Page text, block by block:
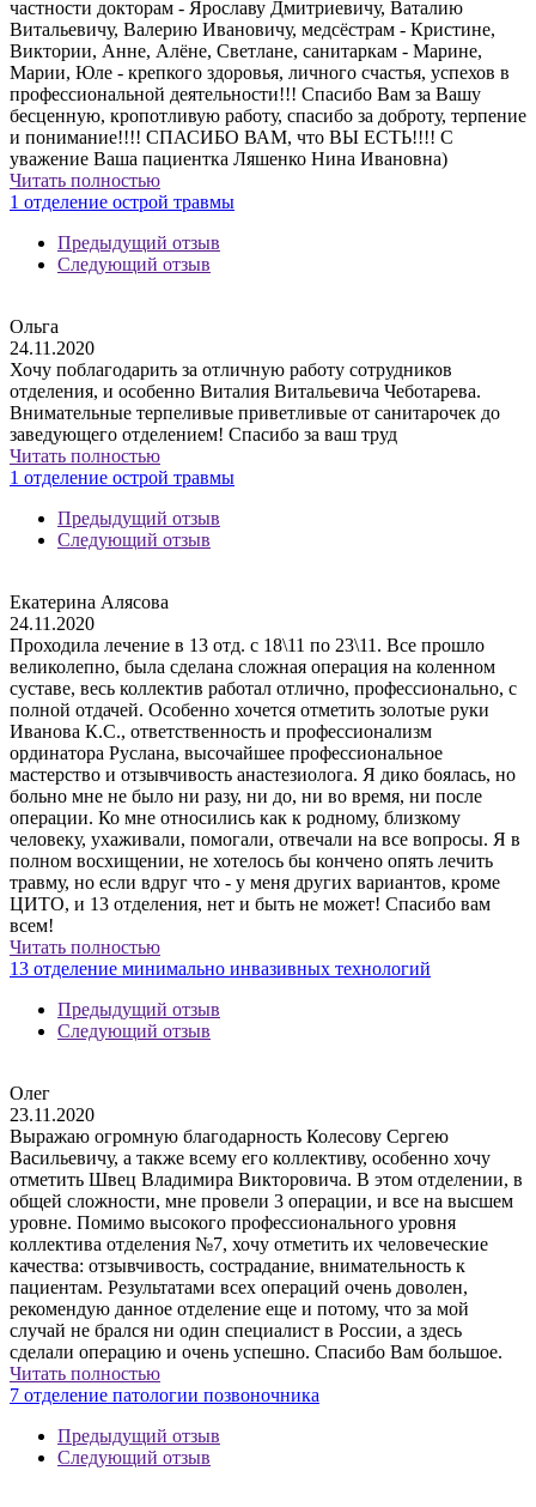
частности докторам - Ярославу Дмитриевичу, Ваталию
Витальевичу, Валерию Ивановичу, медсёстрам - Кристине,
Виктории, Анне, Алёне, Светлане, санитаркам - Марине,
Марии, Юле - крепкого здоровья, личного счастья, успехов в
профессиональной деятельности!!! Спасибо Вам за Вашу
бесценную, кропотливую работу, спасибо за доброту, терпение
и понимание!!!! СПАСИБО ВАМ, что ВЫ ЕСТЬ!!!! С
уважение Ваша пациентка Ляшенко Нина Ивановна)
Читать полностью
1 отделение острой травмы
Предыдущий отзыв
Следующий отзыв
Ольга
24.11.2020
Хочу поблагодарить за отличную работу сотрудников
отделения, и особенно Виталия Витальевича Чеботарева.
Внимательные терпеливые приветливые от санитарочек до
заведующего отделением! Спасибо за ваш труд
Читать полностью
1 отделение острой травмы
Предыдущий отзыв
Следующий отзыв
Екатерина Алясова
24.11.2020
Проходила лечение в 13 отд. с 18\11 по 23\11. Все прошло
великолепно, была сделана сложная операция на коленном
суставе, весь коллектив работал отлично, профессионально, с
полной отдачей. Особенно хочется отметить золотые руки
Иванова К.С., ответственность и профессионализм
ординатора Руслана, высочайшее профессиональное
мастерство и отзывчивость анастезиолога. Я дико боялась, но
больно мне не было ни разу, ни до, ни во время, ни после
операции. Ко мне относились как к родному, близкому
человеку, ухаживали, помогали, отвечали на все вопросы. Я в
полном восхищении, не хотелось бы кончено опять лечить
травму, но если вдруг что - у меня других вариантов, кроме
ЦИТО, и 13 отделения, нет и быть не может! Спасибо вам
всем!
Читать полностью
13 отделение минимально инвазивных технологий
Предыдущий отзыв
Следующий отзыв
Олег
23.11.2020
Выражаю огромную благодарность Колесову Сергею
Васильевичу, а также всему его коллективу, особенно хочу
отметить Швец Владимира Викторовича. В этом отделении, в
общей сложности, мне провели 3 операции, и все на высшем
уровне. Помимо высокого профессионального уровня
коллектива отделения №7, хочу отметить их человеческие
качества: отзывчивость, сострадание, внимательность к
пациентам. Результатами всех операций очень доволен,
рекомендую данное отделение еще и потому, что за мой
случай не брался ни один специалист в России, а здесь
сделали операцию и очень успешно. Спасибо Вам большое.
Читать полностью
7 отделение патологии позвоночника
Предыдущий отзыв
Следующий отзыв